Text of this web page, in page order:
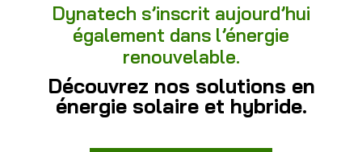
Dynatech s’inscrit aujourd’hui
également dans l’énergie
renouvelable.
Découvrez nos solutions en
énergie solaire et hybride.